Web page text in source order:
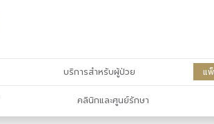
บริการสำหรับผู้ป่วย แ
คลินิกและศูนย์รักษา